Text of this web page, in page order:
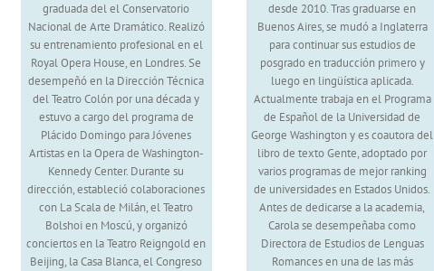
graduada del el Conservatorio
Nacional de Arte Dramático. Realizó
su entrenamiento profesional en el
Royal Opera House, en Londres. Se
desempeñó en la Dirección Técnica
del Teatro Colón por una década y
estuvo a cargo del programa de
Plácido Domingo para Jóvenes
Artistas en la Opera de Washington-
Kennedy Center. Durante su
dirección, estableció colaboraciones
con La Scala de Milán, el Teatro
Bolshoi en Moscú, y organizó
conciertos en la Teatro Reigngold en
Beijing, la Casa Blanca, el Congreso
desde 2010. Tras graduarse en
Buenos Aires, se mudó a Inglaterra
para continuar sus estudios de
posgrado en traducción primero y
luego en lingüística aplicada.
Actualmente trabaja en el Programa
de Español de la Universidad de
George Washington y es coautora del
libro de texto Gente, adoptado por
varios programas de mejor ranking
de universidades en Estados Unidos.
Antes de dedicarse a la academia,
Carola se desempeñaba como
Directora de Estudios de Lenguas
Romances en una de las más